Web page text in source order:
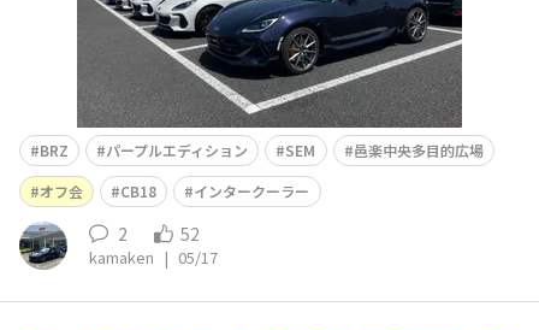
BRZ パープルエディション SEM
邑楽中央多目的広場
オフ会
CB18 インタークーラー
2 52
kamaken | 05/17